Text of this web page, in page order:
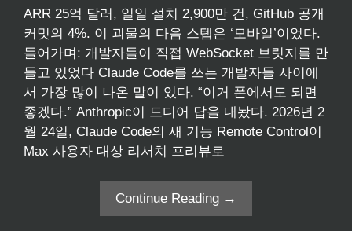
ARR 25억 달러, 일일 설치 2,900만 건, GitHub 공개
커밋의 4%. 이 괴물의 다음 스텝은 ‘모바일’이었다.
들어가며: 개발자들이 직접 WebSocket 브릿지를 만
들고 있었다 Claude Code를 쓰는 개발자들 사이에
서 가장 많이 나온 말이 있다. “이거 폰에서도 되면
좋겠다.” Anthropic이 드디어 답을 내놨다. 2026년 2
월 24일, Claude Code의 새 기능 Remote Control이
Max 사용자 대상 리서치 프리뷰로
Continue Reading →